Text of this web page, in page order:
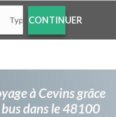
CONTINUER
à Cevins grâce
dans le 48100